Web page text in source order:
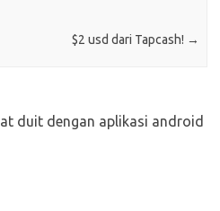
$2 usd dari Tapcash! →
duit dengan aplikasi android